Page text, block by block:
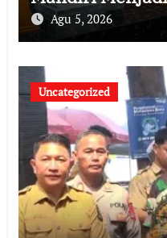
Agu 5, 2026
Uncategorized